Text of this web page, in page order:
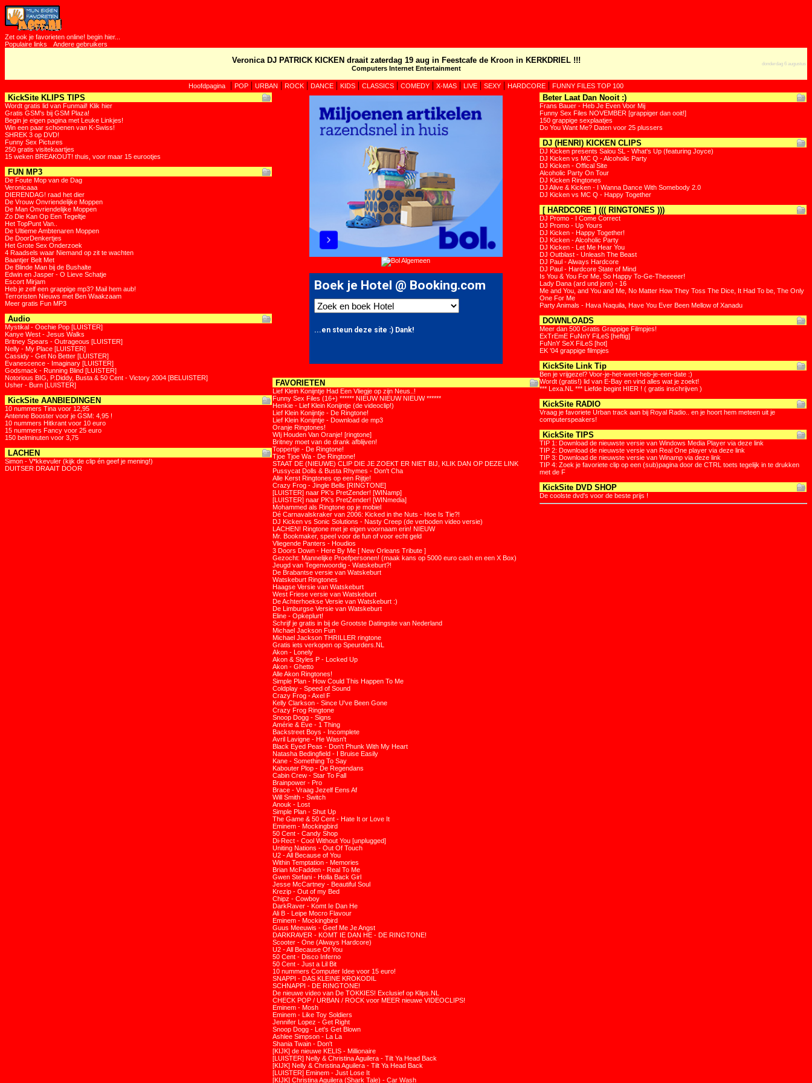
Zet ook je favorieten online! begin hier...
Populaire links
Andere gebruikers
Veronica DJ PATRICK KICKEN draait zaterdag 19 aug in Feestcafe de Kroon in KERKDRIEL !!!
Computers Internet Entertainment
donderdag 6 augustus
Hoofdpagina | POP | URBAN | ROCK | DANCE | KIDS | CLASSICS | COMEDY | X-MAS | LIVE | SEXY | HARDCORE | FUNNY FILES TOP 100
KickSite KLIPS TIPS
Wordt gratis lid van Funmail! Klik hier
Gratis GSM's bij GSM Plaza!
Begin je eigen pagina met Leuke Linkjes!
Win een paar schoenen van K-Swiss!
SHREK 3 op DVD!
Funny Sex Pictures
250 gratis visitekaartjes
15 weken BREAKOUT! thuis, voor maar 15 eurootjes
FUN MP3
De Foute Mop van de Dag
Veronicaaa
DIERENDAG! raad het dier
De Vrouw Onvriendelijke Moppen
De Man Onvriendelijke Moppen
Zo Die Kan Op Een Tegeltje
Het TopPunt Van..
De Ultieme Ambtenaren Moppen
De DoorDenkertjes
Het Grote Sex Onderzoek
4 Raadsels waar Niemand op zit te wachten
Baantjer Belt Met
De Blinde Man bij de Bushalte
Edwin en Jasper - O Lieve Schatje
Escort Mirjam
Heb je zelf een grappige mp3? Mail hem aub!
Terroristen Nieuws met Ben Waakzaam
Meer gratis Fun MP3
Audio
Mystikal - Oochie Pop [LUISTER]
Kanye West - Jesus Walks
Britney Spears - Outrageous [LUISTER]
Nelly - My Place [LUISTER]
Cassidy - Get No Better [LUISTER]
Evanescence - Imaginary [LUISTER]
Godsmack - Running Blind [LUISTER]
Notorious BIG, P.Diddy, Busta & 50 Cent - Victory 2004 [BELUISTER]
Usher - Burn [LUISTER]
KickSite AANBIEDINGEN
10 nummers Tina voor 12,95
Antenne Booster voor je GSM: 4,95 !
10 nummers Hitkrant voor 10 euro
15 nummers Fancy voor 25 euro
150 belminuten voor 3,75
LACHEN
Simon - V*kkevuler (kijk de clip én geef je mening!)
DUITSER DRAAIT DOOR
FAVORIETEN
Lief Klein Konijntje Had Een Vliegje op zijn Neus..!
Funny Sex Files (16+) ****** NIEUW NIEUW NIEUW ******
Henkie - Lief Klein Konijntje (de videoclip!)
Lief Klein Konijntje - De Ringtone!
Lief Klein Konijntje - Download de mp3
Oranje Ringtones!
WIj Houden Van Oranje! [ringtone]
Britney moet van de drank afblijven!
Toppertje - De Ringtone!
Tjoe Tjoe Wa - De Ringtone!
STAAT DE (NIEUWE) CLIP DIE JE ZOEKT ER NIET BIJ, KLIK DAN OP DEZE LINK
Pussycat Dolls & Busta Rhymes - Don't Cha
Alle Kerst Ringtones op een Rijtje!
Crazy Frog - Jingle Bells [RINGTONE]
[LUISTER] naar PK's PretZender! [WINamp]
[LUISTER] naar PK's PretZender! [WINmedia]
Mohammed als Ringtone op je mobiel
Dé Carnavalskraker van 2006: Kicked in the Nuts - Hoe Is Tie?!
DJ Kicken vs Sonic Solutions - Nasty Creep (de verboden video versie)
LACHEN! Ringtone met je eigen voornaam erin! NIEUW
Mr. Bookmaker, speel voor de fun of voor echt geld
Vliegende Panters - Houdios
3 Doors Down - Here By Me [ New Orleans Tribute ]
Gezocht: Mannelijke Proefpersonen! (maak kans op 5000 euro cash en een X Box)
Jeugd van Tegenwoordig - Watskeburt?!
De Brabantse versie van Watskeburt
Watskeburt Ringtones
Haagse Versie van Watskeburt
West Friese versie van Watskeburt
De Achterhoekse Versie van Watskeburt :)
De Limburgse Versie van Watskeburt
Eline - Opkeplurt!
Schrijf je gratis in bij de Grootste Datingsite van Nederland
Michael Jackson Fun
Michael Jackson THRILLER ringtone
Gratis iets verkopen op Speurders.NL
Akon - Lonely
Akon & Styles P - Locked Up
Akon - Ghetto
Alle Akon Ringtones!
Simple Plan - How Could This Happen To Me
Coldplay - Speed of Sound
Crazy Frog - Axel F
Kelly Clarkson - Since U've Been Gone
Crazy Frog Ringtone
Snoop Dogg - Signs
Amérie & Eve - 1 Thing
Backstreet Boys - Incomplete
Avril Lavigne - He Wasn't
Black Eyed Peas - Don't Phunk With My Heart
Natasha Bedingfield - I Bruise Easily
Kane - Something To Say
Kabouter Plop - De Regendans
Cabin Crew - Star To Fall
Brainpower - Pro
Brace - Vraag Jezelf Eens Af
Will Smith - Switch
Anouk - Lost
Simple Plan - Shut Up
The Game & 50 Cent - Hate It or Love It
Eminem - Mockingbird
50 Cent - Candy Shop
Di-Rect - Cool Without You [unplugged]
Uniting Nations - Out Of Touch
U2 - All Because of You
Within Temptation - Memories
Brian McFadden - Real To Me
Gwen Stefani - Holla Back Girl
Jesse McCartney - Beautiful Soul
Krezip - Out of my Bed
Chipz - Cowboy
DarkRaver - Komt Ie Dan He
Ali B - Leipe Mocro Flavour
Eminem - Mockingbird
Guus Meeuwis - Geef Me Je Angst
DARKRAVER - KOMT IE DAN HE - DE RINGTONE!
Scooter - One (Always Hardcore)
U2 - All Because Of You
50 Cent - Disco Inferno
50 Cent - Just a Lil Bit
10 nummers Computer Idee voor 15 euro!
SNAPPI - DAS KLEINE KROKODIL
SCHNAPPI - DE RINGTONE!
De nieuwe video van De TOKKIES! Exclusief op Klips.NL
CHECK POP / URBAN / ROCK voor MEER nieuwe VIDEOCLIPS!
Eminem - Mosh
Eminem - Like Toy Soldiers
Jennifer Lopez - Get Right
Snoop Dogg - Let's Get Blown
Ashlee Simpson - La La
Shania Twain - Don't
[KIJK] de nieuwe KELIS - Millionaire
[LUISTER] Nelly & Christina Aguilera - Tilt Ya Head Back
[KIJK] Nelly & Christina Aguilera - Tilt Ya Head Back
[LUISTER] Eminem - Just Lose It
[KIJK] Christina Aguilera (Shark Tale) - Car Wash
Beter Laat Dan Nooit :)
Frans Bauer - Heb Je Even Voor Mij
Funny Sex Files NOVEMBER [grappiger dan ooit!]
150 grappige sexplaatjes
Do You Want Me? Daten voor 25 plussers
DJ (HENRI) KICKEN CLIPS
DJ Kicken presents Salou SL - What's Up (featuring Joyce)
DJ Kicken vs MC Q - Alcoholic Party
DJ Kicken - Offical Site
Alcoholic Party On Tour
DJ Kicken Ringtones
DJ Alive & Kicken - I Wanna Dance With Somebody 2.0
DJ Kicken vs MC Q - Happy Together
[ HARDCORE ] ((( RINGTONES )))
DJ Promo - I Come Correct
DJ Promo - Up Yours
DJ Kicken - Happy Together!
DJ Kicken - Alcoholic Party
DJ Kicken - Let Me Hear You
DJ Outblast - Unleash The Beast
DJ Paul - Always Hardcore
DJ Paul - Hardcore State of Mind
Is You & You For Me, So Happy To-Ge-Theeeeer!
Lady Dana (ard und jorn) - 16
Me and You, and You and Me, No Matter How They Toss The Dice, It Had To be, The Only
One For Me
Party Animals - Hava Naquila, Have You Ever Been Mellow of Xanadu
DOWNLOADS
Meer dan 500 Gratis Grappige Filmpjes!
ExTrEmE FuNnY FiLeS [heftig]
FuNnY SeX FiLeS [hot]
EK '04 grappige filmpjes
KickSite Link Tip
Ben je vrijgezel? Voor-je-het-weet-heb-je-een-date :)
Wordt (gratis!) lid van E-Bay en vind alles wat je zoekt!
*** Lexa.NL *** Liefde begint HIER ! ( gratis inschrijven )
KickSite RADIO
Vraag je favoriete Urban track aan bij Royal Radio.. en je hoort hem meteen uit je
computerspeakers!
KickSite TIPS
TIP 1: Download de nieuwste versie van Windows Media Player via deze link
TIP 2: Download de nieuwste versie van Real One player via deze link
TIP 3: Download de nieuwste versie van Winamp via deze link
TIP 4: Zoek je favoriete clip op een (sub)pagina door de CTRL toets tegelijk in te drukken
met de F
KickSite DVD SHOP
De coolste dvd's voor de beste prijs !